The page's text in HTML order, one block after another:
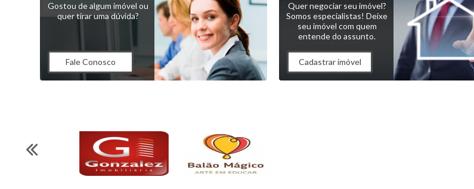
Gostou de algum imóvel ou
quer tirar uma dúvida?
Fale Conosco
Quer negociar seu imóvel?
Somos especialistas! Deixe
seu imóvel com quem
entende do assunto.
Cadastrar imóvel